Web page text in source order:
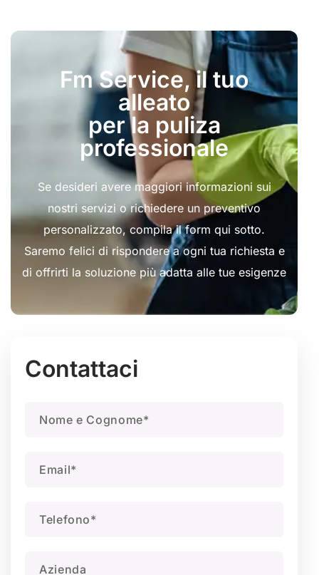
Fm Service, il tuo
alleato
per la puliza
professionale
Se desideri avere maggiori informazioni sui
nostri servizi o richiedere un preventivo
personalizzato, compila il form qui sotto.
Saremo felici di rispondere a ogni tua richiesta e
di offrirti la soluzione più adatta alle tue esigenze
Contattaci